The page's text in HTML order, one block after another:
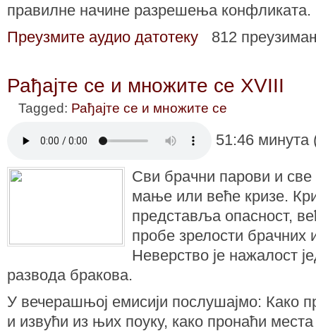
правилне начине разрешења конфликата.
Преузмите аудио датотеку
812
Рађајте се и множите се XVIII
Tagged: Рађајте се и множите се
51:46
Сви брачни парови и
мање или веће кризе.
представља опасност,
пробе зрелости брачних
Неверство је нажалост
развода бракова.
У вечерашњој емисији послушајмо: Како
и извући из њих поуку, како пронаћи